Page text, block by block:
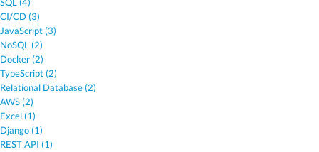
SQL (4)
CI/CD (3)
JavaScript (3)
NoSQL (2)
Docker (2)
TypeScript (2)
Relational Database (2)
AWS (2)
Excel (1)
Django (1)
REST API (1)